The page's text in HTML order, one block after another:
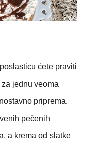
ćete praviti
jednu veoma
priprema.
pečenih
a krema od slatke